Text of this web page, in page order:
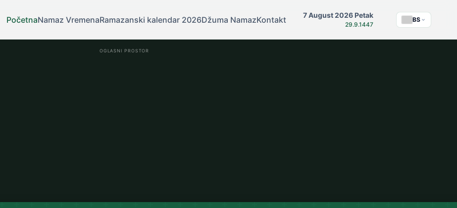
PočetnaNamaz VremenaRamazanski kalendar 2026Džuma NamazKontakt 7 August 2026 Petak
29.9.1447
BS
OGLASNI PROSTOR